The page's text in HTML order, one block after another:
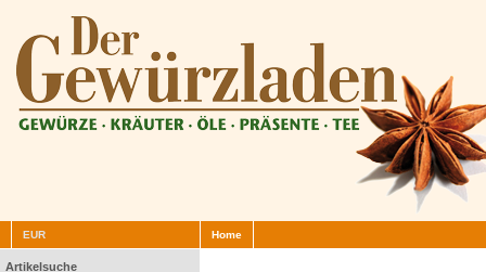
EUR Home
Artikelsuche